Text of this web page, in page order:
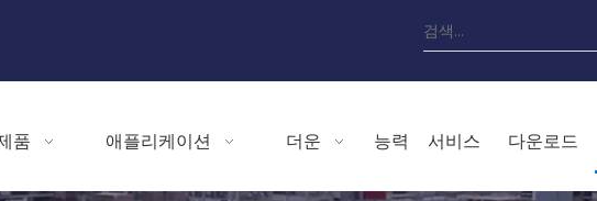
품 애플리케이션 더운 능력 서비스 다운로드